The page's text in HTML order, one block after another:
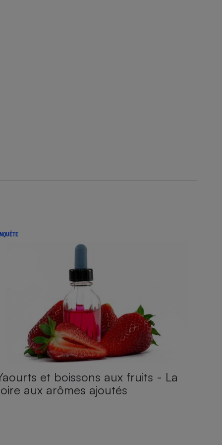
et boissons aux fruits - La
aux arômes ajoutés